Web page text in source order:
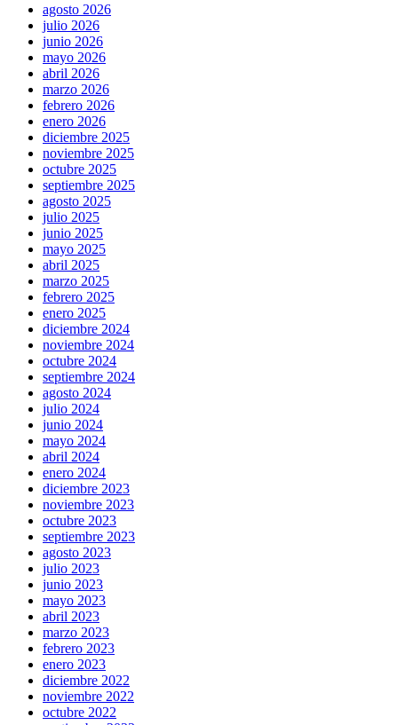
agosto 2026
julio 2026
junio 2026
mayo 2026
abril 2026
marzo 2026
febrero 2026
enero 2026
diciembre 2025
noviembre 2025
octubre 2025
septiembre 2025
agosto 2025
julio 2025
junio 2025
mayo 2025
abril 2025
marzo 2025
febrero 2025
enero 2025
diciembre 2024
noviembre 2024
octubre 2024
septiembre 2024
agosto 2024
julio 2024
junio 2024
mayo 2024
abril 2024
enero 2024
diciembre 2023
noviembre 2023
octubre 2023
septiembre 2023
agosto 2023
julio 2023
junio 2023
mayo 2023
abril 2023
marzo 2023
febrero 2023
enero 2023
diciembre 2022
noviembre 2022
octubre 2022